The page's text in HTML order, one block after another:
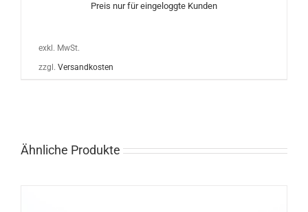
Preis nur für eingeloggte Kunden
exkl. MwSt.
zzgl. Versandkosten
Ähnliche Produkte